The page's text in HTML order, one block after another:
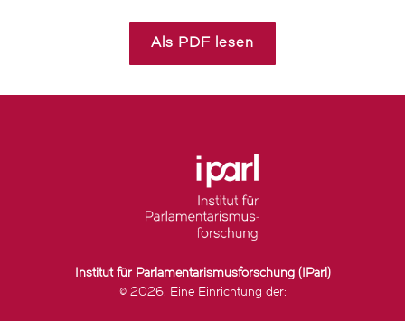
Als PDF lesen
Institut für Parlamentarismusforschung (IParl)
© 2026. Eine Einrichtung der: